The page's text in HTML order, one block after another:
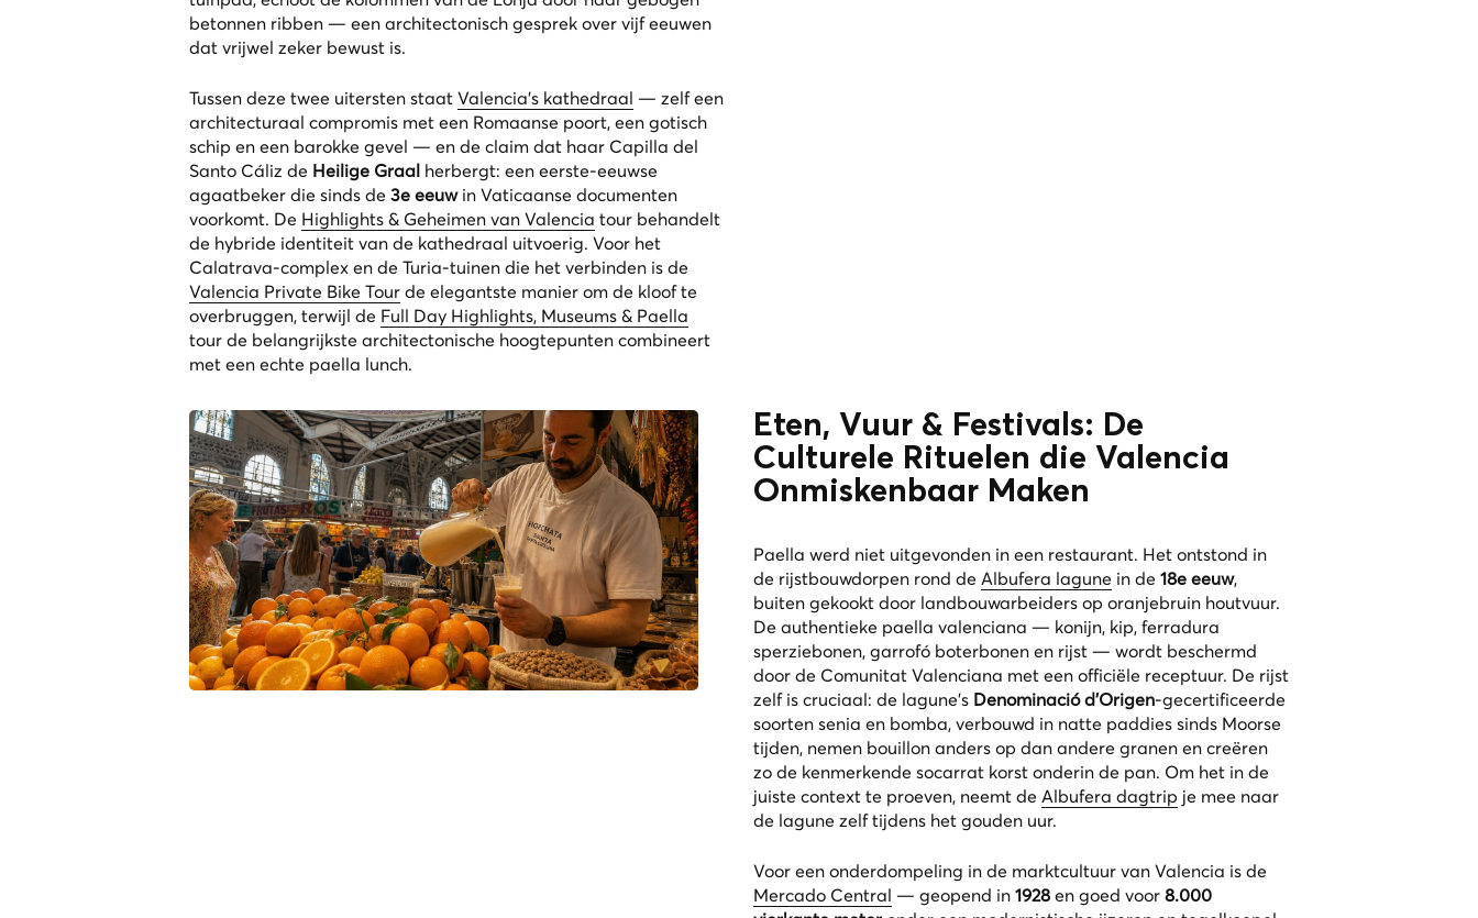
betonnen ribben — een architectonisch gesprek over vijf eeuwen
dat vrijwel zeker bewust is.
Tussen deze twee uitersten staat Valencia’s kathedraal — zelf een
architecturaal compromis met een Romaanse poort, een gotisch
schip en een barokke gevel — en de claim dat haar Capilla del
Santo Cáliz de Heilige Graal herbergt: een eerste-eeuwse
agaatbeker die sinds de 3e eeuwin Vaticaanse documenten
voorkomt. De Highlights & Geheimen van Valencia tour behandelt
de hybride identiteit van de kathedraal uitvoerig. Voor het
Calatrava-complex en de Turia-tuinen die het verbinden is de
Valencia Private Bike Tour de elegantste manier om de kloof te
overbruggen, terwijl de Full Day Highlights, Museums & Paella
tour de belangrijkste architectonische hoogtepunten combineert
met een echte paella lunch.
Eten, Vuur & Festivals: De
Culturele Rituelen die Valencia
Onmiskenbaar Maken
Paella werd niet uitgevonden in een restaurant. Het ontstond in
de rijstbouwdorpen rond de Albufera lagune in de 18e eeuw,
buiten gekookt door landbouwarbeiders op oranjebruin houtvuur.
De authentieke paella valenciana — konijn, kip, ferradura
sperziebonen, garrofóboterbonen en rijst — wordt beschermd
door de Comunitat Valenciana met een officiële receptuur. De rijst
zelf is cruciaal: de lagune’s Denominació d'Origen-gecertificeerde
soorten senia en bomba, verbouwd in natte paddies sinds Moorse
tijden, nemen bouillon anders op dan andere granen en creëren
zo de kenmerkende socarrat korst onderin de pan. Om het in de
juiste context te proeven, neemt de Albufera dagtrip je mee naar
de lagune zelf tijdens het gouden uur.
Voor een onderdompeling in de marktcultuur van Valencia is de
Mercado Central — geopend in 1928en goed voor 8.000